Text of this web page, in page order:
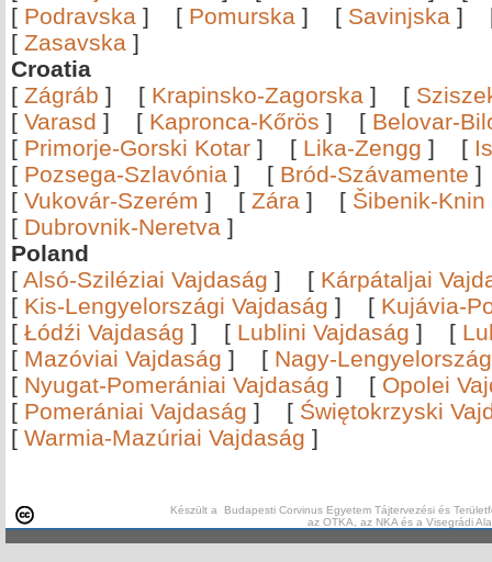
[ Podravska ] [ Pomurska ] [ Savinjska ]
[ Zasavska ]
Croatia
[ Zágráb ] [ Krapinsko-Zagorska ] [
[ Varasd ] [ Kapronca-Kőrös ] [ Belovar-
[ Primorje-Gorski Kotar ] [ Lika-Zengg ] [
[ Pozsega-Szlavónia ] [ Bród-Szávamente
[ Vukovár-Szerém ] [ Zára ] [ Šibenik-Knin
[ Dubrovnik-Neretva ]
Poland
[ Alsó-Sziléziai Vajdaság ] [ Kárpátaljai
[ Kis-Lengyelországi Vajdaság ] [ Kujávia-
[ Łódźi Vajdaság ] [ Lublini Vajdaság ] [
[ Mazóviai Vajdaság ] [ Nagy-
[ Nyugat-Pomerániai Vajdaság ] [ Opolei
[ Pomerániai Vajdaság ] [ Świętokrzyski
[ Warmia-Mazúriai Vajdaság ]
Készült a Budapesti Corvinus Egyetem Tájtervezési és
az OTKA, az NKA és a Visegrádi